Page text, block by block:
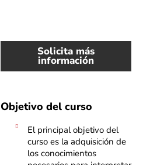
Solicita más
información
Objetivo del curso
El principal objetivo del
curso es la adquisición de
los conocimientos